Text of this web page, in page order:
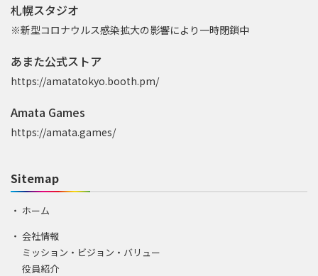
札幌スタジオ
※新型コロナウルス感染拡大の影響により一時閉鎖中
あまた公式ストア
https://amatatokyo.booth.pm/
Amata Games
https://amata.games/
Sitemap
ホーム
会社情報
ミッション・ビジョン・バリュー
役員紹介